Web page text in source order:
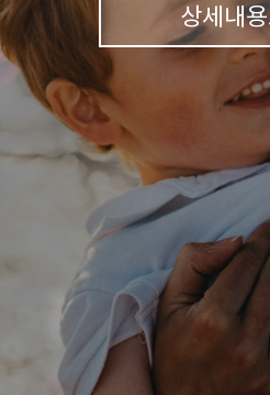
상세내용